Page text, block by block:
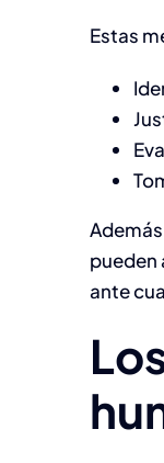
Estas
pueden
ante